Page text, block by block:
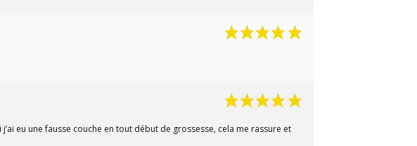
eu une fausse couche en tout début de grossesse, cela me rassure et